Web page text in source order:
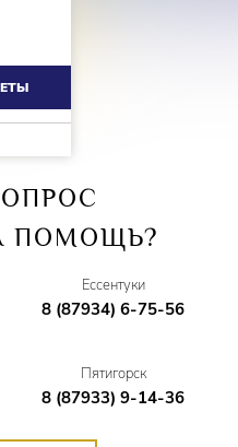
ПОМОЩЬ?
Ессентуки
8 (87934) 6-75-56
Пятигорск
8 (87933) 9-14-36